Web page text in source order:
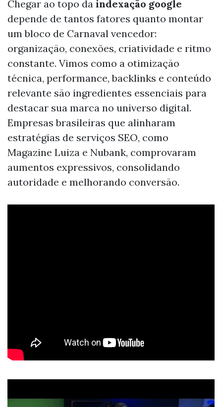
Chegar ao topo da indexação google
depende de tantos fatores quanto montar
um bloco de Carnaval vencedor:
organização, conexões, criatividade e ritmo
constante. Vimos como a otimização
técnica, performance, backlinks e conteúdo
relevante são ingredientes essenciais para
destacar sua marca no universo digital.
Empresas brasileiras que alinharam
estratégias de serviços SEO, como
Magazine Luiza e Nubank, comprovaram
aumentos expressivos, consolidando
autoridade e melhorando conversão.